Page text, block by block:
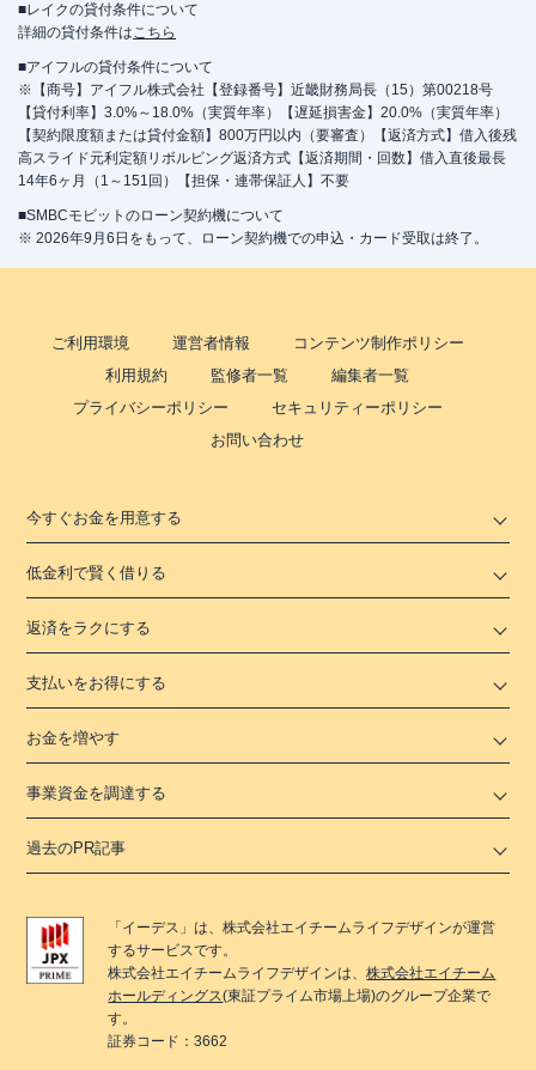
■レイクの貸付条件について
詳細の貸付条件はこちら
■アイフルの貸付条件について
※【商号】アイフル株式会社【登録番号】近畿財務局長（15）第00218号
【貸付利率】3.0%～18.0%（実質年率）【遅延損害金】20.0%（実質年率）
【契約限度額または貸付金額】800万円以内（要審査）【返済方式】借入後残
高スライド元利定額リボルビング返済方式【返済期間・回数】借入直後最長
14年6ヶ月（1～151回）【担保・連帯保証人】不要
■SMBCモビットのローン契約機について
※ 2026年9月6日をもって、ローン契約機での申込・カード受取は終了。
ご利用環境 運営者情報
コンテンツ制作ポリシー
利用規約
監修者一覧
編集者一覧
プライバシーポリシー
セキュリティーポリシー
お問い合わせ
今すぐお金を用意する
低金利で賢く借りる
返済をラクにする
支払いをお得にする
お金を増やす
事業資金を調達する
過去のPR記事
「 イーデス 」は、株式会社エイチームライフデザインが運営
するサービスです。
株式会社エイチームライフデザインは、株式会社エイチーム
ホールディングス(東証プライム市場上場)のグループ企業で
す。
証券コード：3662